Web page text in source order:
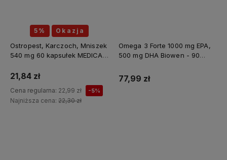
5% Okazja
Ostropest, Karczoch, Mniszek
540 mg 60 kapsułek MEDICA
21,84 zł
Cena regularna: 22,99 zł -5%
Najniższa cena: 22,30 zł
Omega 3 Forte 1000 mg EPA,
500 mg DHA Biowen - 90
77,99 zł